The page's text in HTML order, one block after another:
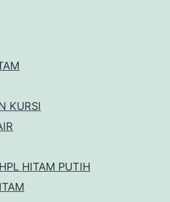
KURSI
HITAM PUTIH